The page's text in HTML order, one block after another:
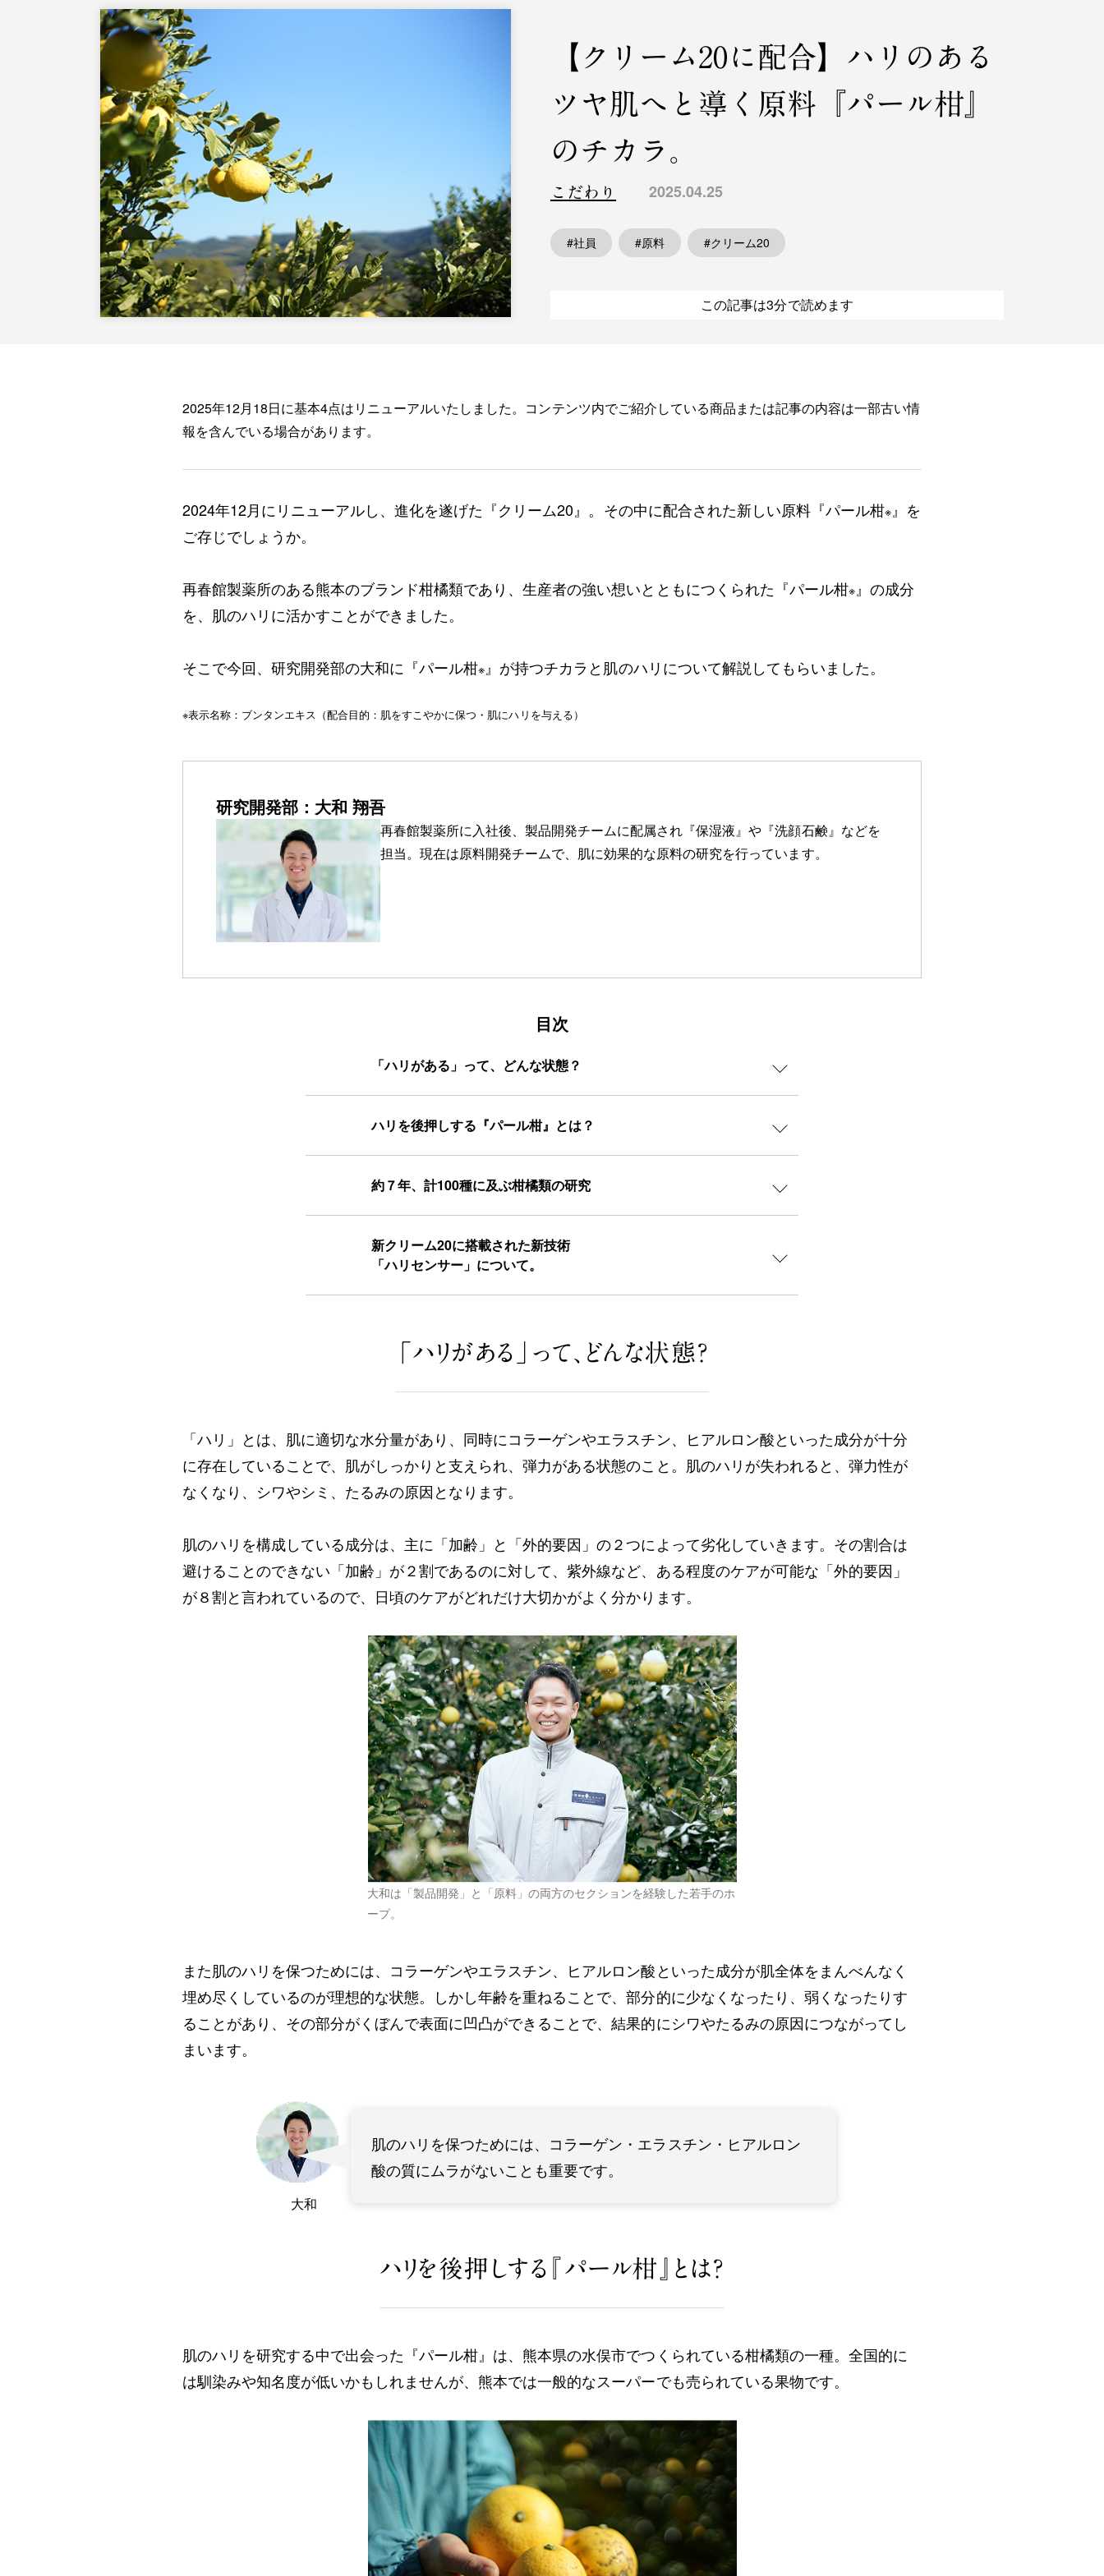
【クリーム20に配合】ハリのある
ツヤ肌へと導く原料『パール柑』
のチカラ。
こだわり 2025.04.25
#社員 #原料 #クリーム20
この記事は3分で読めます
2025年12月18日に基本4点はリニューアルいたしました。コンテンツ内でご紹介している商品または記事の内容は一部古い情
報を含んでいる場合があります。
2024年12月にリニューアルし、進化を遂げた『クリーム20』。その中に配合された新しい原料『パール柑※』を
ご存じでしょうか。
再春館製薬所のある熊本のブランド柑橘類であり、生産者の強い想いとともにつくられた『パール柑※』の成分
を、肌のハリに活かすことができました。
そこで今回、研究開発部の大和に『パール柑※ 』が持つチカラと肌のハリについて解説してもらいました。
※表示名称：ブンタンエキス（配合目的：肌をすこやかに保つ・肌にハリを与える）
研究開発部：大和 翔吾
再春館製薬所に入社後、製品開発チームに配属され『保湿液』や『洗顔石鹸』などを
担当。現在は原料開発チームで、肌に効果的な原料の研究を行っています。
目次
「ハリがある」って、どんな状態？
ハリを後押しする『パール柑』とは？
約７年、計100種に及ぶ柑橘類の研究
新クリーム20に搭載された新技術
「ハリセンサー」について。
「ハリがある」って、どんな状態？
「ハリ」とは、肌に適切な水分量があり、同時にコラーゲンやエラスチン、ヒアルロン酸といった成分が十分
に存在していることで、肌がしっかりと支えられ、弾力がある状態のこと。肌のハリが失われると、弾力性が
なくなり、シワやシミ、たるみの原因となります。
肌のハリを構成している成分は、主に「加齢」と「外的要因」の２つによって劣化していきます。その割合は
避けることのできない「加齢」が２割であるのに対して、紫外線など、ある程度のケアが可能な「外的要因」
が８割と言われているので、日頃のケアがどれだけ大切かがよく分かります。
大和は「製品開発」と「原料」の両方のセクションを経験した若手のホ
ープ。
また肌のハリを保つためには、コラーゲンやエラスチン、ヒアルロン酸といった成分が肌全体をまんべんなく
埋め尽くしているのが理想的な状態。しかし年齢を重ねることで、部分的に少なくなったり、弱くなったりす
ることがあり、その部分がくぼんで表面に凹凸ができることで、結果的にシワやたるみの原因につながってし
まいます。
大和
肌のハリを保つためには、コラーゲン・エラスチン・ヒアルロン
酸の質にムラがないことも重要です。
ハリを後押しする『パール柑』とは？
肌のハリを研究する中で出会った『パール柑』は、熊本県の水俣市でつくられている柑橘類の一種。全国的に
は馴染みや知名度が低いかもしれませんが、熊本では一般的なスーパーでも売られている果物です。